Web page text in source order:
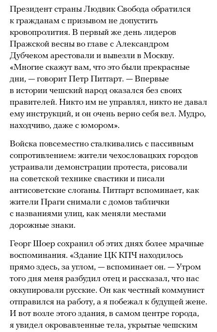
Президент страны Людвик Свобода обратился
к гражданам с призывом не допустить
кровопролития. В первый же день лидеров
Пражской весны во главе с Александром
Дубчеком арестовали и вывезли в Москву.
«Многие скажут вам, что это были прекрасные
дни, — говорит Петр Питгарт. — Впервые
в истории чешский народ оказался без своих
правителей. Никто им не управлял, никто не давал
ему инструкций, и он очень верно себя вел. Мудро,
находчиво, даже с юмором».
Войска повсеместно сталкивались с пассивным
сопротивлением: жители чехословацких городов
устраивали демонстрации протеста, рисовали
на советской технике свастики и писали
антисоветские слоганы. Питгарт вспоминает, как
жители Праги снимали с домов таблички
с названиями улиц, как меняли местами
дорожные знаки.
Георг Шоер сохранил об этих днях более мрачные
воспоминания. «Здание ЦК КПЧ находилось
прямо здесь, за углом, — вспоминает он. — Утром
того дня меня разбудил отец и рассказал, что нас
оккупировали русские. Он как честный коммунист
отправился на работу, а я побежал к будущей жене.
И вот возле этого здания, в самом центре города,
я увидел окровавленные тела, укрытые чешским